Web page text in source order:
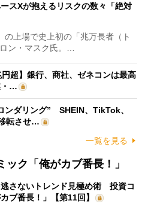
スXが抱えるリスクの数々「絶対
上場で史上初の「兆万長者（ト
ン・マスク氏。…
円超】銀行、商社、ゼネコンは最高
・…
ンダリング” SHEIN、TikTok、
転させ…
一覧を見る
ク「俺がカブ番長！」
逃さないトレンド見極め術 投資コ
ブ番長！」【第11回】